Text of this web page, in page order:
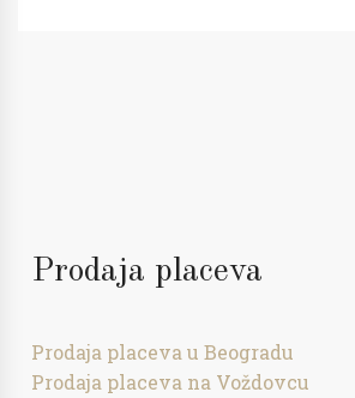
Prodaja placeva
Prodaja placeva u Beogradu
Prodaja placeva na Voždovcu